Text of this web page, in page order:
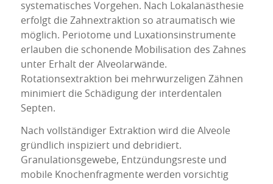
systematisches Vorgehen. Nach Lokalanästhesie
erfolgt die Zahnextraktion so atraumatisch wie
möglich. Periotome und Luxationsinstrumente
erlauben die schonende Mobilisation des Zahnes
unter Erhalt der Alveolarwände.
Rotationsextraktion bei mehrwurzeligen Zähnen
minimiert die Schädigung der interdentalen
Septen.
Nach vollständiger Extraktion wird die Alveole
gründlich inspiziert und debridiert.
Granulationsgewebe, Entzündungsreste und
mobile Knochenfragmente werden vorsichtig